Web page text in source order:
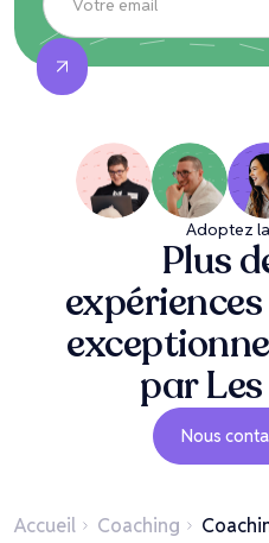
Adoptez
Plus
par
Nous
Accueil Coaching